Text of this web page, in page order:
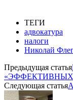
ТЕГИ
адвокатура
налоги
Николай
Предыдущая статья
Следующая статья